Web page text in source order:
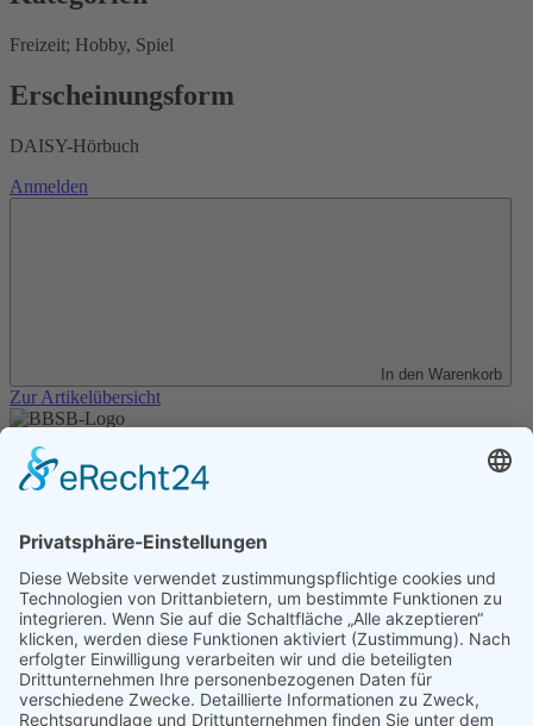
Freizeit; Hobby, Spiel
Erscheinungsform
DAISY-Hörbuch
Anmelden
In den Warenkorb
Zur Artikelübersicht
Unser Angebot
Shop
Datenschutz
Kontakt
Transparenzerklärung
BBSB-Inform: täglich aktualisierte Infos
für sehbehinderte und blinde Menschen